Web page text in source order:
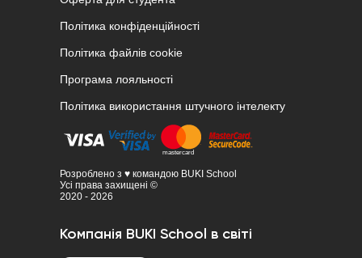
Політика конфіденційності
Політика файлів cookie
Програма лояльності
Політика використання штучного інтелекту
Розроблено з ♥ командою BUKI School
Усі права захищені ©
2020 - 2026
Компанія BUKI School в світі